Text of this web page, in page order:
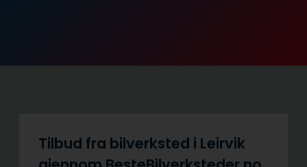
Tilbud fra bilverksted i Leirvik